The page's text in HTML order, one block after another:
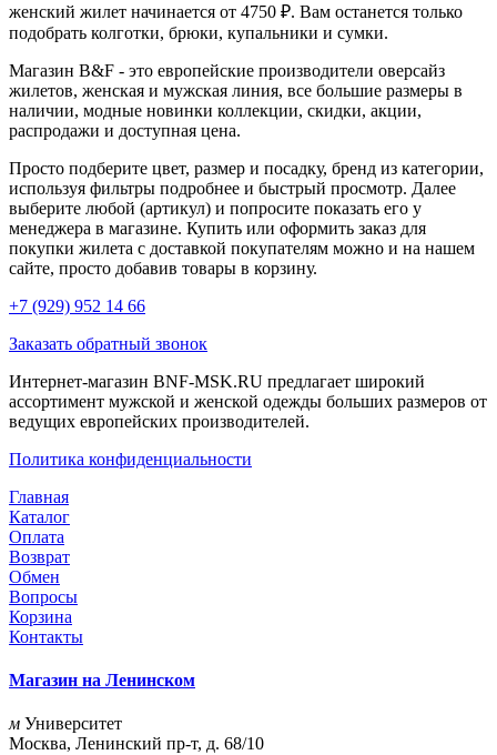
женский жилет начинается от 4750 ₽. Вам останется только
подобрать колготки, брюки, купальники и сумки.
Магазин B&F - это европейские производители оверсайз
жилетов, женская и мужская линия, все большие размеры в
наличии, модные новинки коллекции, скидки, акции,
распродажи и доступная цена.
Просто подберите цвет, размер и посадку, бренд из категории,
используя фильтры подробнее и быстрый просмотр. Далее
выберите любой (артикул) и попросите показать его у
менеджера в магазине. Купить или оформить заказ для
покупки жилета с доставкой покупателям можно и на нашем
сайте, просто добавив товары в корзину.
+7 (929) 952 14 66
Заказать обратный звонок
Интернет-магазин BNF-MSK.RU предлагает широкий
ассортимент мужской и женской одежды больших размеров от
ведущих европейских производителей.
Политика конфиденциальности
Главная
Каталог
Оплата
Возврат
Обмен
Вопросы
Корзина
Контакты
Магазин на Ленинском
м Университет
Москва, Ленинский пр-т, д. 68/10